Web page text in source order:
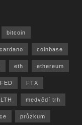
bitcoin
cardano coinbase
eth ethereum
FED FTX
LTH medvědí trh
průzkum